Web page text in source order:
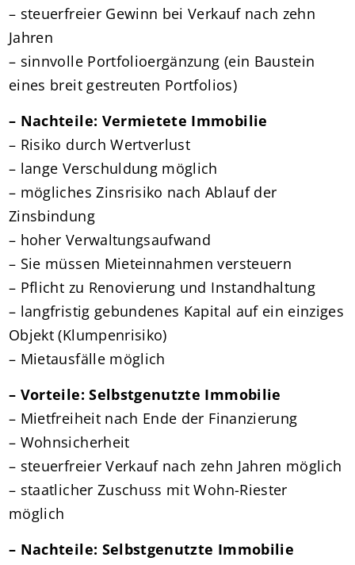
– steuerfreier Gewinn bei Verkauf nach zehn
Jahren
– sinnvolle Portfolioergänzung (ein Baustein
eines breit gestreuten Portfolios)
– Nachteile: Vermietete Immobilie
– Risiko durch Wertverlust
– lange Verschuldung möglich
– mögliches Zinsrisiko nach Ablauf der
Zinsbindung
– hoher Verwaltungsaufwand
– Sie müssen Mieteinnahmen versteuern
– Pflicht zu Renovierung und Instandhaltung
– langfristig gebundenes Kapital auf ein einziges
Objekt (Klumpenrisiko)
– Mietausfälle möglich
– Vorteile: Selbstgenutzte Immobilie
– Mietfreiheit nach Ende der Finanzierung
– Wohnsicherheit
– steuerfreier Verkauf nach zehn Jahren möglich
– staatlicher Zuschuss mit Wohn-Riester
möglich
– Nachteile: Selbstgenutzte Immobilie